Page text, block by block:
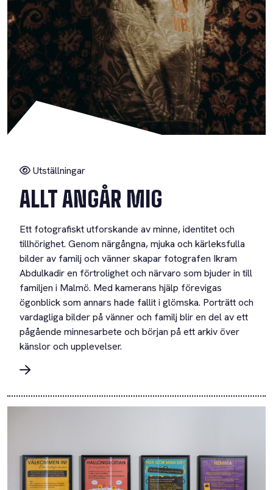
Utställningar
ALLT ANGÅR MIG
Ett fotografiskt utforskande av minne, identitet och
tillhörighet. Genom närgångna, mjuka och kärleksfulla
bilder av familj och vänner skapar fotografen Ikram
Abdulkadir en förtrolighet och närvaro som bjuder in till
familjen i Malmö. Med kamerans hjälp förevigas
ögonblick som annars hade fallit i glömska. Porträtt och
vardagliga bilder på vänner och familj blir en del av ett
pågående minnesarbete och början på ett arkiv över
känslor och upplevelser.